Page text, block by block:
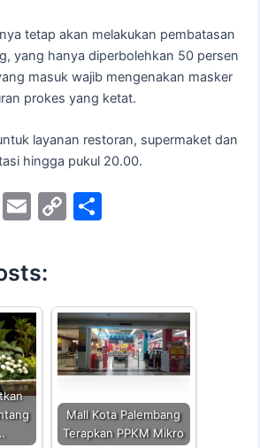
tetap akan melakukan pembatasan
yang hanya diperbolehkan 50 persen
masuk wajib mengenakan masker
prokes yang ketat.
layanan restoran, supermaket dan
hingga pukul 20.00.
E
ai
l
C
Li
n
k
S
Mall Kota Palembang
Terapkan PPKM Mikro